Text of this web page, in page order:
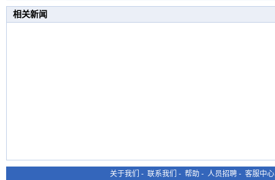
相关新闻
关于我们 - 联系我们 - 帮助 - 人员招聘 - 客服中心